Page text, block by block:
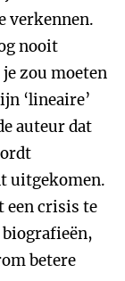
verkennen.
nooit
zou moeten
‘lineaire’
auteur dat
uitgekomen.
een crisis te
betere